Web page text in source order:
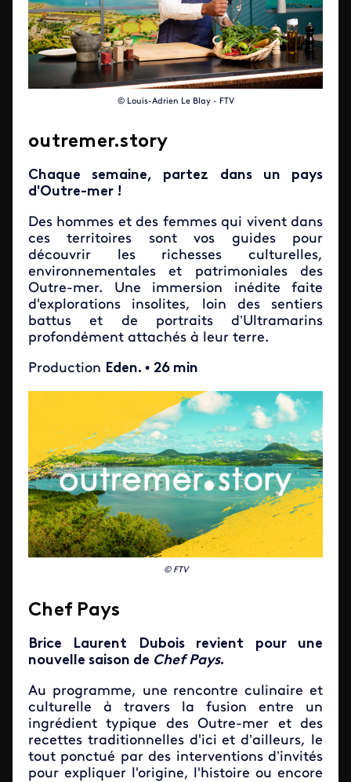
© Louis-Adrien Le Blay - FTV
outremer.story
Chaque semaine, partez dans un pays
d'Outre-mer !
Des hommes et des femmes qui vivent dans
ces territoires sont vos guides pour
découvrir les richesses culturelles,
environnementales et patrimoniales des
Outre-mer. Une immersion inédite faite
d'explorations insolites, loin des sentiers
battus et de portraits d’Ultramarins
profondément attachés à leur terre.
Production Eden. • 26 min
© FTV
Chef Pays
Brice Laurent Dubois revient pour une
nouvelle saison de Chef Pays.
Au programme, une rencontre culinaire et
culturelle à travers la fusion entre un
ingrédient typique des Outre-mer et des
recettes traditionnelles d'ici et d’ailleurs, le
tout ponctué par des interventions d’invités
pour expliquer l'origine, l'histoire ou encore